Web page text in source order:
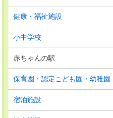
健康・福祉施設
小中学校
赤ちゃんの駅
保育園・認定こども園・幼稚園
宿泊施設